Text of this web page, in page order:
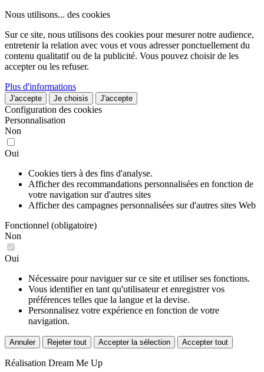
Nous utilisons... des cookies
Sur ce site, nous utilisons des cookies pour mesurer notre audience,
entretenir la relation avec vous et vous adresser ponctuellement du
contenu qualitatif ou de la publicité. Vous pouvez choisir de les
accepter ou les refuser.
Plus d'informations
J'accepte Je choisis J'accepte
Configuration des cookies
Personnalisation
Non
Oui
Cookies tiers à des fins d'analyse.
Afficher des recommandations personnalisées en fonction de
votre navigation sur d'autres sites
Afficher des campagnes personnalisées sur d'autres sites Web
Fonctionnel (obligatoire)
Non
Oui
Nécessaire pour naviguer sur ce site et utiliser ses fonctions.
Vous identifier en tant qu'utilisateur et enregistrer vos
préférences telles que la langue et la devise.
Personnalisez votre expérience en fonction de votre
navigation.
Annuler Rejeter tout Accepter la sélection Accepter tout
Réalisation Dream Me Up